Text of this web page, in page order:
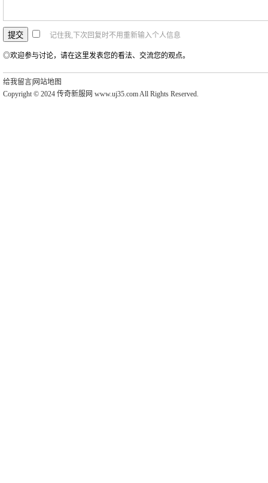
记住我,下次回复时不用重新输入个人信息
◎欢迎参与讨论，请在这里发表您的看法、交流您的观点。
给我留言 网站地图
Copyright © 2024 传奇新服网 www.uj35.com All Rights Reserved.